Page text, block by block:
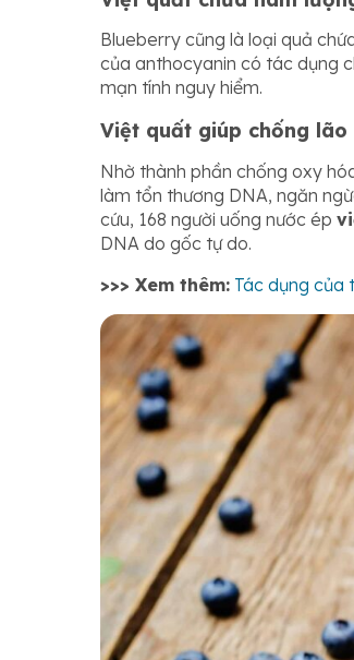
Blueberry cũng là loại quả
của anthocyanin có tác dụng
mạn tính nguy hiểm.
Việt quất giúp chống
Nhờ thành phần chống oxy
làm tổn thương DNA, ngăn
cứu, 168 người uống nước ép
DNA do gốc tự do.
>>> Xem thêm: Tác dụng của